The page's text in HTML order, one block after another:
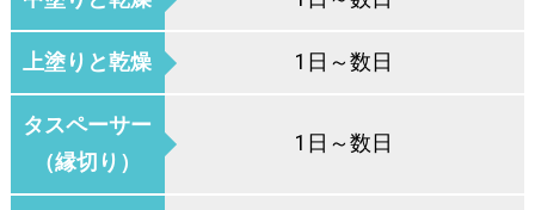
上塗りと乾燥 1日～数日
タスペーサー
（縁切り）
1日～数日